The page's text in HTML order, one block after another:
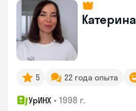
Катерина
5 22 года опыта
УрИНХ • 1998 г.